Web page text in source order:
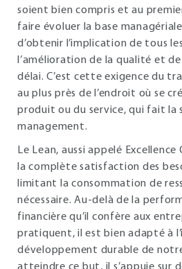
soient bien compris et au
faire évoluer la base
d’obtenir l’implication de tous
l’amélioration de la qualité et
délai. C’est cette exigence du
au plus près de l’endroit où se
produit ou du service, qui fait la
management.
Le Lean, aussi appelé
la complète satisfaction des
limitant la consommation de
nécessaire. Au-delà de la
financière qu’il confère aux
pratiquent, il est bien adapté à
développement durable de